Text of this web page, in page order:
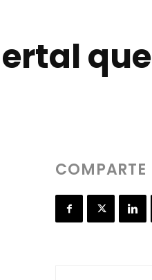
COMPARTE